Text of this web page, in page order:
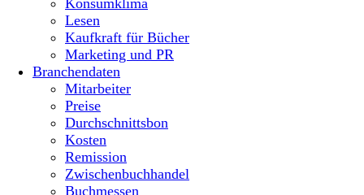
Lesen
Kaufkraft für Bücher
Marketing und PR
Branchendaten
Mitarbeiter
Preise
Durchschnittsbon
Kosten
Remission
Zwischenbuchhandel
Buchmessen